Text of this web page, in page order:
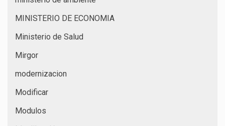
MINISTERIO DE ECONOMIA
Ministerio de Salud
Mirgor
modernizacion
Modificar
Modulos